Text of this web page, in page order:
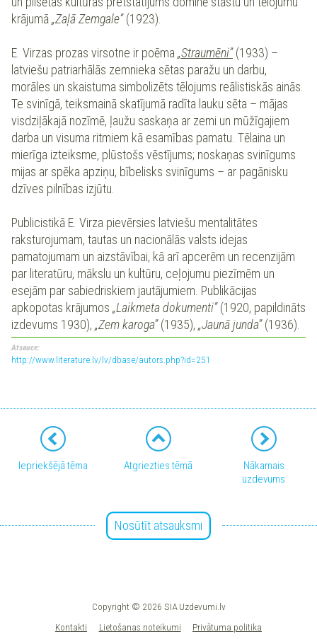
krājumā„Zaļā Zemgale”(1923).
E. Virzas prozas virsotne ir poēma„Straumēni”(1933) –
latviešu patriarhālās zemnieka sētas paražu un darbu,
morāles un skaistuma simbolizēts tēlojums reālistiskās ainās.
Te svinīgā, teiksmainā skatījumā radīta lauku sēta – mājas
visdziļākajā nozīmē, ļaužu saskaņa ar zemi un mūžīgajiem
darba un visuma ritmiem kā esamības pamatu. Tēlaina un
mierīga izteiksme, plūstošs vēstījums; noskaņas svinīgums
mijas ar spēka apziņu, bībelisks svinīgums – ar pagānisku
dzīves pilnības izjūtu.
Publicistikā E. Virza pievērsies latviešu mentalitātes
raksturojumam, tautas un nacionālās valsts idejas
pamatojumam un aizstāvībai, kā arī apcerēm un recenzijām
par literatūru, mākslu un kultūru, ceļojumu piezīmēm un
esejām par sabiedriskiem jautājumiem. Publikācijas
apkopotas krājumos „Laikmeta dokumenti”(1920, papildināts
izdevums 1930), „Zem karoga”(1935), „Jaunā junda”(1936).
Atsauce:
http://www.literature.lv/lv/dbase/autors.php?id=251
Iepriekšējā tēma Atgriezties tēmā
Nākamais
uzdevums
Nosūtīt atsauksmi
Copyright © 2026 SIA Uzdevumi.lv
Kontakti
Lietošanas noteikumi Privātuma politika